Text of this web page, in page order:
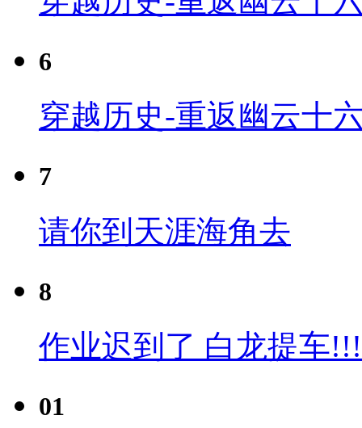
6
穿越历史-重返幽云十
7
请你到天涯海角去
8
作业迟到了 白龙提车
01